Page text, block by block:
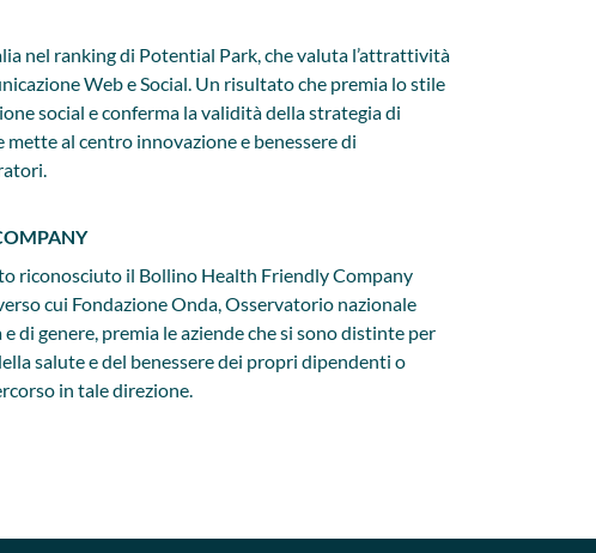
nel ranking di Potential Park, che valuta l’attrattività
Web e Social. Un risultato che premia lo stile
social e conferma la validità della strategia di
mette al centro innovazione e benessere di
riconosciuto il Bollino Health Friendly Company
cui Fondazione Onda, Osservatorio nazionale
di genere, premia le aziende che si sono distinte per
salute e del benessere dei propri dipendenti o
in tale direzione.